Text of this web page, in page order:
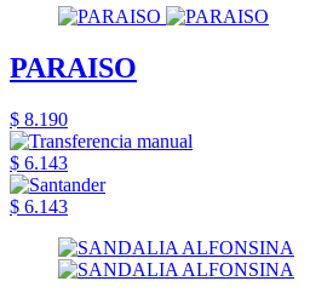
PARAISO
$ 8.190
$ 6.143
$ 6.143